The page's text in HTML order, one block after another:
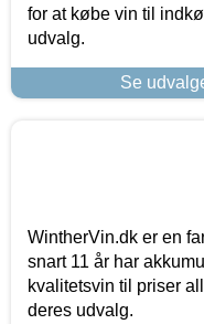
for at købe vin til
udvalg.
Se
WintherVin.dk er en
snart 11 år har
kvalitetsvin til priser
deres udvalg.